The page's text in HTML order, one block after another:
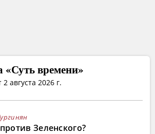
«Суть времени»
августа 2026 г.
Зеленского?